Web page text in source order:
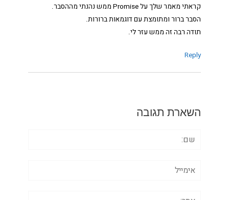
קראתי מאמר שלך על Promise ממש נהנתי מההסבר.
הסבר ברור ומתומצת עם דוגמאות ברורות.
תודה רבה זה ממש עזר לי.
Reply
השארת תגובה